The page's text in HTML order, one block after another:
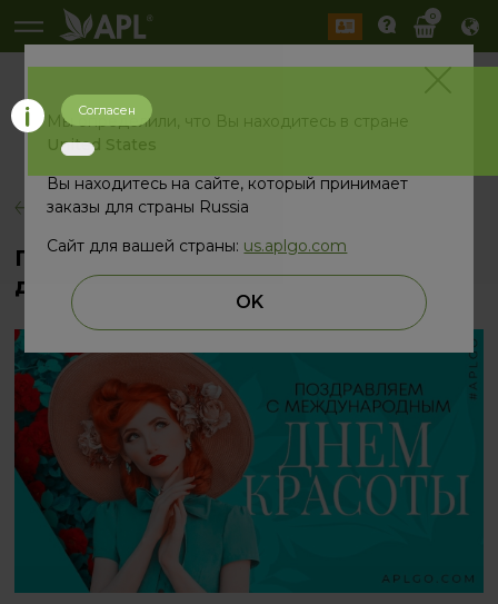
0
История
2026 год
назад
Поздравляем с Международным
днем красоты
Мы определили, что Вы находитесь в стране
United States
Вы находитесь на сайте, который принимает
заказы для страны Russia
Сайт для вашей страны: us.aplgo.com
OK
Согласен